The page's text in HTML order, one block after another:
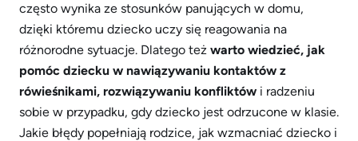
często wynika ze stosunków panujących w domu,
dzięki któremu dziecko uczy się reagowania na
różnorodne sytuacje. Dlatego też warto wiedzieć, jak
pomóc dziecku w nawiązywaniu kontaktów z
rówieśnikami, rozwiązywaniu konfliktów i radzeniu
sobie w przypadku, gdy dziecko jest odrzucone w klasie.
Jakie błędy popełniają rodzice, jak wzmacniać dziecko i